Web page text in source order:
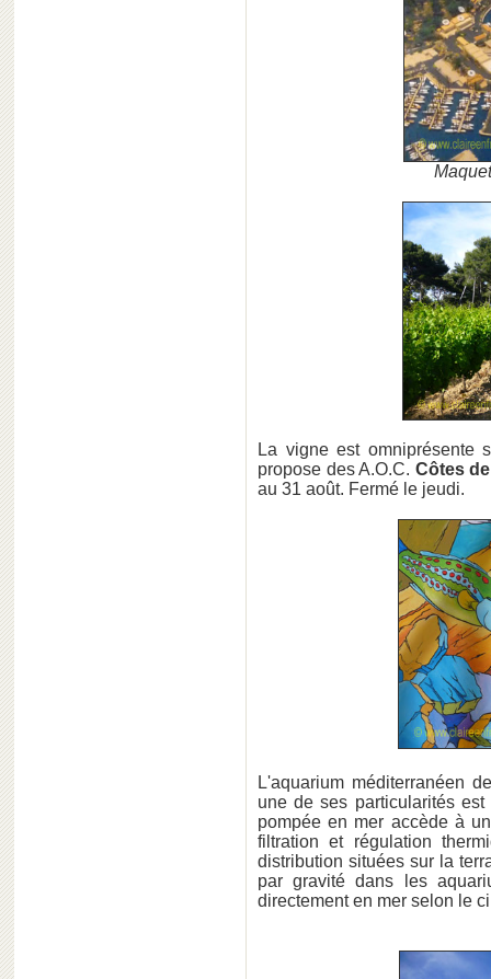
La vigne est omniprésente
propose des A.O.C. Côtes
au 31 août. Fermé le jeudi.
L'aquarium méditerranéen
une de ses particularités
pompée en mer accède à
filtration et régulation
distribution situées sur la
par gravité dans les
directement en mer selon le